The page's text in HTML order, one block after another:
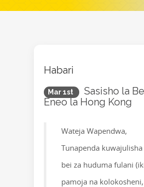
Habari
Mar 1st
Sasisho la
Eneo la Hong Kong
Wateja Wapendwa,
Tunapenda
bei za huduma fulani
pamoja na kolokosheni,